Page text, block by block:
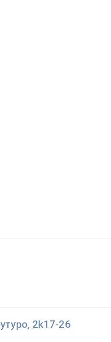
2k17-26